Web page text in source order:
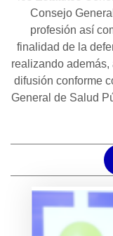
Consejo
profesión así
finalidad de la
realizando
difusión conforme
General de Salud